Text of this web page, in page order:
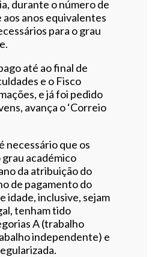
durante o número de
anos equivalentes
para o grau
até ao final de
e o Fisco
e já foi pedido
avança o ‘Correio
necessário que os
académico
da atribuição do
de pagamento do
idade, inclusive, sejam
tenham tido
A (trabalho
independente) e